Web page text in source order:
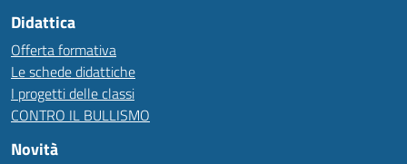
Didattica
Offerta formativa
Le schede didattiche
I progetti delle classi
CONTRO IL BULLISMO
Novità